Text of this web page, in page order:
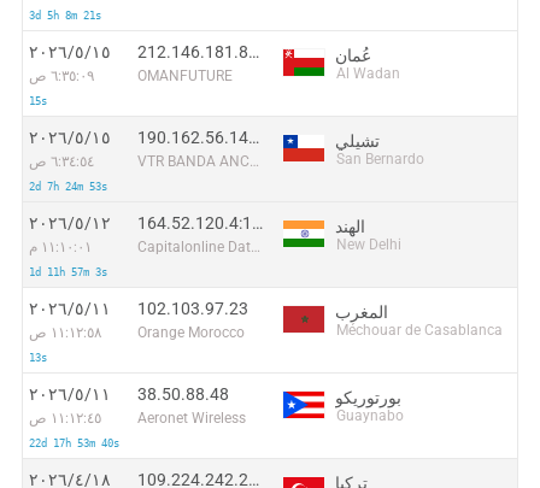
3d 5h 8m 21s
١٥‏/٥‏/٢٠٢٦
٦:٣٥:٠٩ ص
15s
212.146.181.88:38791
OMANFUTURE
عُمان
Al Wadan
١٥‏/٥‏/٢٠٢٦
٦:٣٤:٥٤ ص
2d 7h 24m 53s
190.162.56.140:37604
VTR BANDA ANCHA S.A.
تشيلي
San Bernardo
١٢‏/٥‏/٢٠٢٦
١١:١٠:٠١ م
1d 11h 57m 3s
164.52.120.4:12041
Capitalonline Data Service (HK) Co
الهند
New Delhi
١١‏/٥‏/٢٠٢٦
١١:١٢:٥٨ ص
13s
102.103.97.23
Orange Morocco
المغرب
Méchouar de Casablanca
١١‏/٥‏/٢٠٢٦
١١:١٢:٤٥ ص
22d 17h 53m 40s
38.50.88.48
Aeronet Wireless
بورتوريكو
Guaynabo
١٨‏/٤‏/٢٠٢٦ 109.224.242.207 تركيا